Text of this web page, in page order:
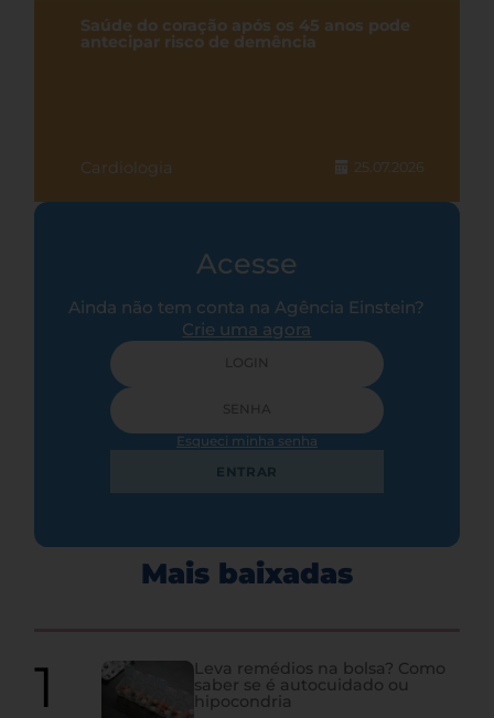
Saúde do coração após os 45 anos pode
antecipar risco de demência
Cardiologia 25.07.2026
Acesse
Ainda não tem conta na Agência Einstein?
Crie uma agora
Esqueci minha senha
ENTRAR
Mais baixadas
Leva remédios na bolsa? Como
saber se é autocuidado ou
hipocondria